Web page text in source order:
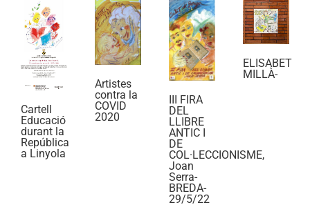
Cartell
Educació
durant la
República
a Linyola
Artistes
contra la
COVID
2020
III FIRA
DEL
LLIBRE
ANTIC I
DE
COL·LECCIONISME,
Joan
Serra-
BREDA-
29/5/22
ELISABET
MILLÀ-